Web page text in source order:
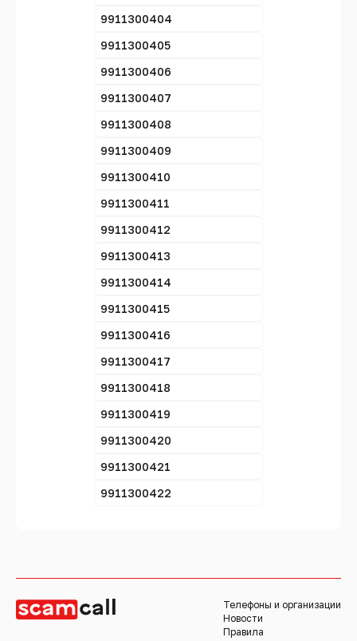
9911300404
9911300405
9911300406
9911300407
9911300408
9911300409
9911300410
9911300411
9911300412
9911300413
9911300414
9911300415
9911300416
9911300417
9911300418
9911300419
9911300420
9911300421
9911300422
Телефоны и организации
Новости
Правила